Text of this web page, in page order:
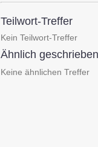
Teilwort-Treffer
Kein Teilwort-Treffer
Ähnlich geschrieben
Keine ähnlichen Treffer